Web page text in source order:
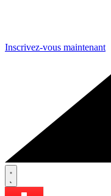
Inscrivez-vous maintenant